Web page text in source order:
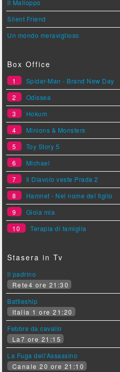
Il Malloppo
Silent Friend
Un mondo meraviglioso
Box Office
1
Spider-Man - Brand New Day
2
Odissea
3
Hokum
4
Minions & Monsters
5
Toy Story 5
6
Michael
7
Il Diavolo veste Prada 2
8
Hamnet - Nel nome del figlio
9
Gioia mia
10
Terapia di famiglia
Stasera in Tv
Il padrino
Rete4 ore 21:30
Battleship
Italia 1 ore 21:20
Febbre da cavallo
La7 ore 21:15
La Fuga dell'Assassino
Canale 20 ore 21:10